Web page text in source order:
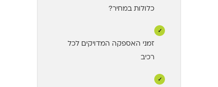
כלולות במחיר?
✓
זמני האספקה המדויקים לכל
רכיב
✓